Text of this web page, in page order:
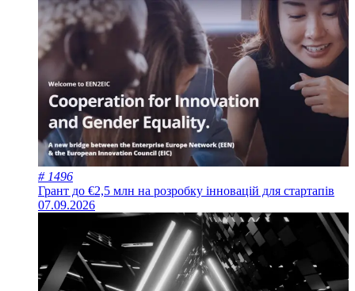
# 1496
Грант до €2,5 млн на розробку інновацій для стартапів
07.09.2026